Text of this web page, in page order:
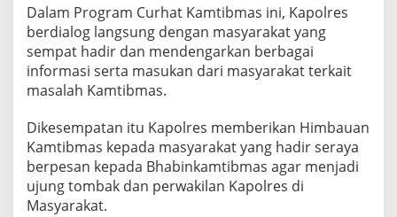
u
h
a
t
m
t
i
b
m
Dalam Program Curhat Kamtibmas ini, Kapolres
berdialog langsung dengan masyarakat yang
sempat hadir dan mendengarkan berbagai
informasi serta masukan dari masyarakat terkait
masalah Kamtibmas.
Dikesempatan itu Kapolres memberikan Himbauan
Kamtibmas kepada masyarakat yang hadir seraya
berpesan kepada Bhabinkamtibmas agar menjadi
ujung tombak dan perwakilan Kapolres di
Masyarakat.